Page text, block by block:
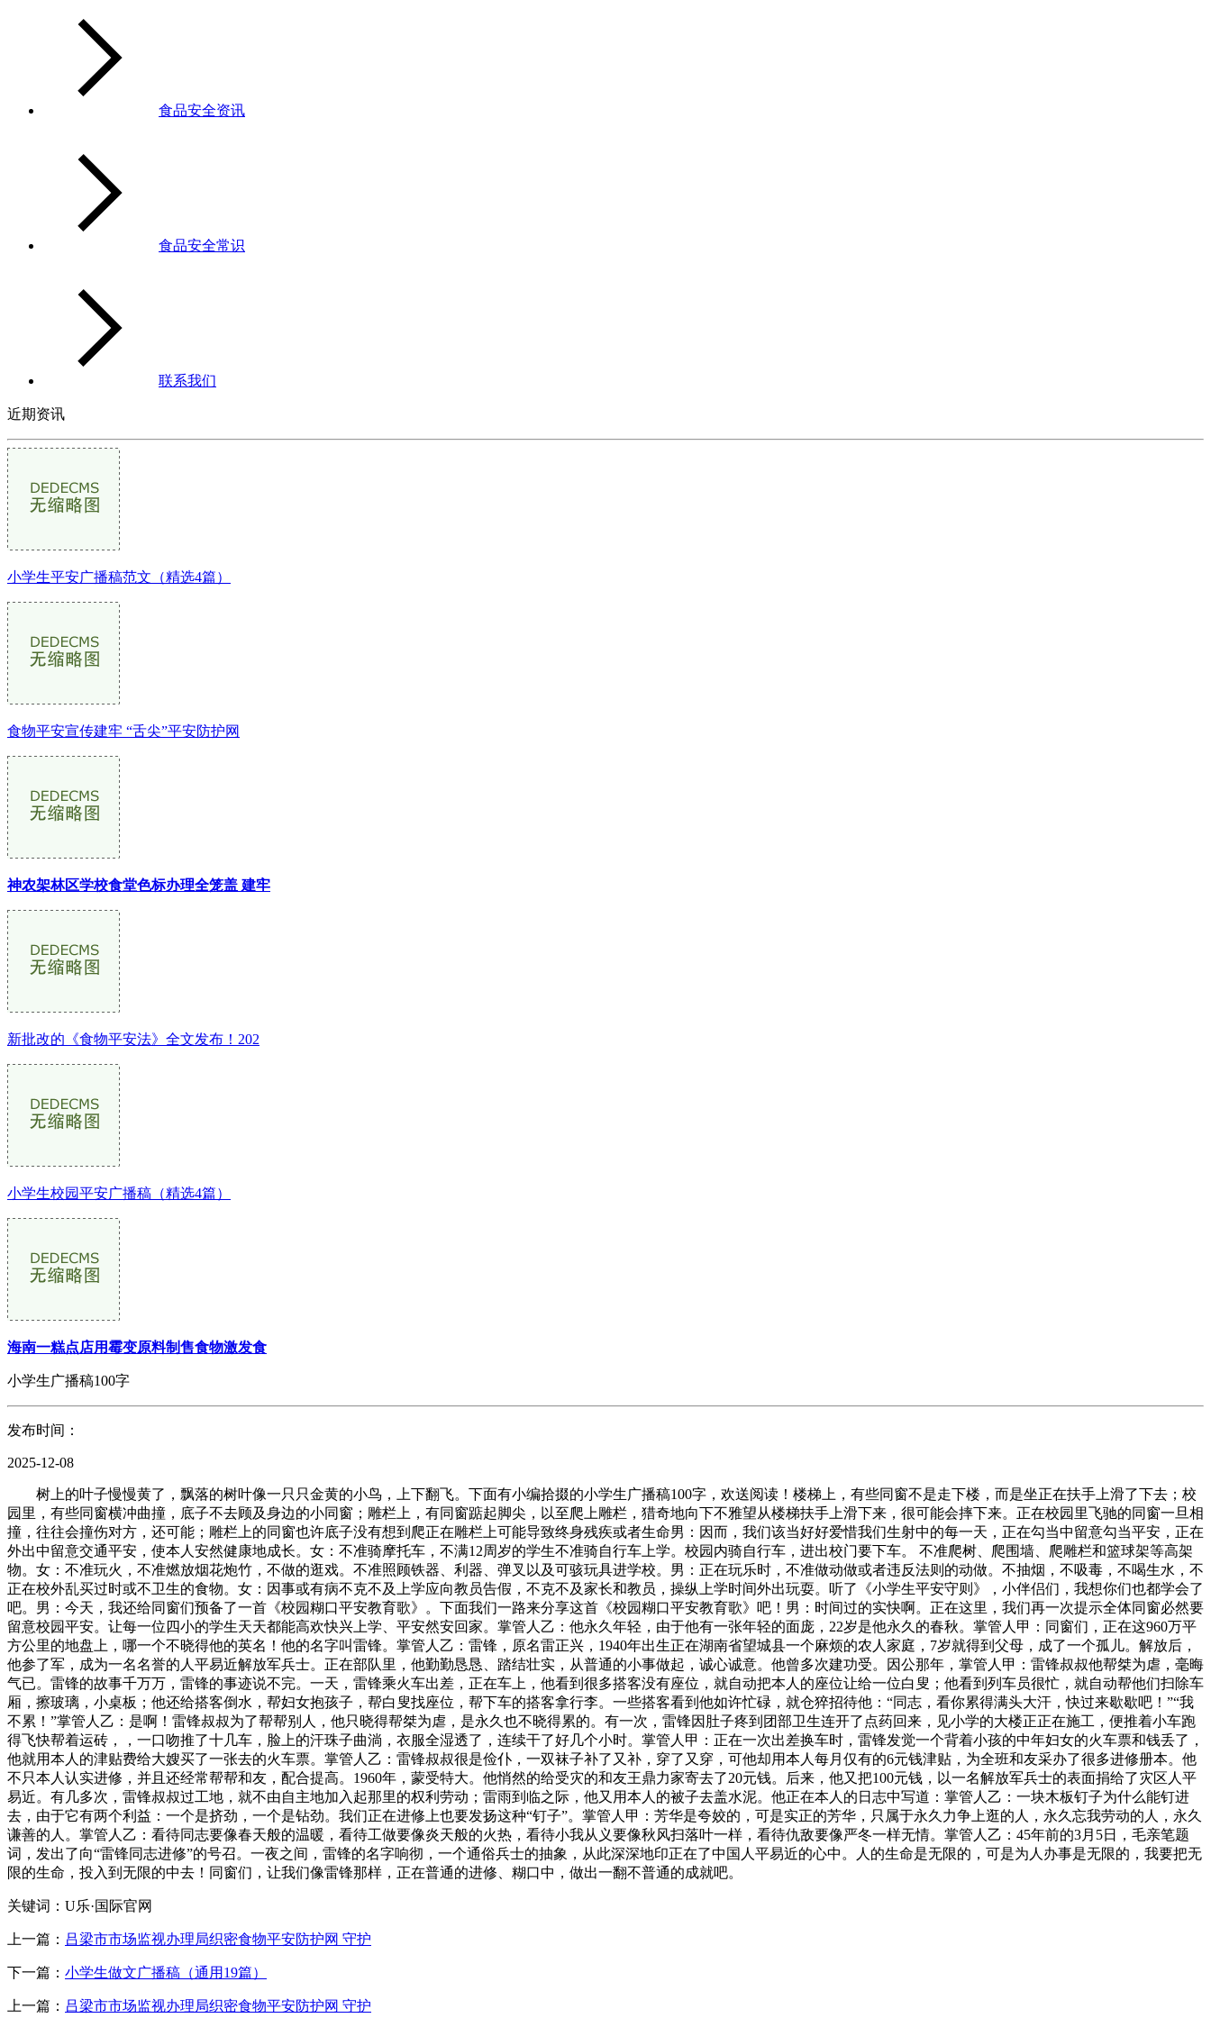
食品安全资讯
食品安全常识
联系我们
近期资讯
小学生平安广播稿范文（精选4篇）
食物平安宣传建牢 “舌尖”平安防护网
神农架林区学校食堂色标办理全笼盖 建牢
新批改的《食物平安法》全文发布！202
小学生校园平安广播稿（精选4篇）
海南一糕点店用霉变原料制售食物激发食
小学生广播稿100字
发布时间：
2025-12-08
树上的叶子慢慢黄了，飘落的树叶像一只只金黄的小鸟，上下翻飞。下面有小编拾掇的小学生广播稿100字，欢送阅读！楼梯上，有些同窗不是走下楼，而是坐正在扶手上滑了下去；校
园里，有些同窗横冲曲撞，底子不去顾及身边的小同窗；雕栏上，有同窗踮起脚尖，以至爬上雕栏，猎奇地向下不雅望从楼梯扶手上滑下来，很可能会摔下来。正在校园里飞驰的同窗一旦相
撞，往往会撞伤对方，还可能；雕栏上的同窗也许底子没有想到爬正在雕栏上可能导致终身残疾或者生命男：因而，我们该当好好爱惜我们生射中的每一天，正在勾当中留意勾当平安，正在
外出中留意交通平安，使本人安然健康地成长。女：不准骑摩托车，不满12周岁的学生不准骑自行车上学。校园内骑自行车，进出校门要下车。 不准爬树、爬围墙、爬雕栏和篮球架等高架
物。女：不准玩火，不准燃放烟花炮竹，不做的逛戏。不准照顾铁器、利器、弹叉以及可骇玩具进学校。男：正在玩乐时，不准做动做或者违反法则的动做。不抽烟，不吸毒，不喝生水，不
正在校外乱买过时或不卫生的食物。女：因事或有病不克不及上学应向教员告假，不克不及家长和教员，操纵上学时间外出玩耍。听了《小学生平安守则》，小伴侣们，我想你们也都学会了
吧。男：今天，我还给同窗们预备了一首《校园糊口平安教育歌》。下面我们一路来分享这首《校园糊口平安教育歌》吧！男：时间过的实快啊。正在这里，我们再一次提示全体同窗必然要
留意校园平安。让每一位四小的学生天天都能高欢快兴上学、平安然安回家。掌管人乙：他永久年轻，由于他有一张年轻的面庞，22岁是他永久的春秋。掌管人甲：同窗们，正在这960万平
方公里的地盘上，哪一个不晓得他的英名！他的名字叫雷锋。掌管人乙：雷锋，原名雷正兴，1940年出生正在湖南省望城县一个麻烦的农人家庭，7岁就得到父母，成了一个孤儿。解放后，
他参了军，成为一名名誉的人平易近解放军兵士。正在部队里，他勤勤恳恳、踏结壮实，从普通的小事做起，诚心诚意。他曾多次建功受。因公那年，掌管人甲：雷锋叔叔他帮桀为虐，毫晦
气已。雷锋的故事千万万，雷锋的事迹说不完。一天，雷锋乘火车出差，正在车上，他看到很多搭客没有座位，就自动把本人的座位让给一位白叟；他看到列车员很忙，就自动帮他们扫除车
厢，擦玻璃，小桌板；他还给搭客倒水，帮妇女抱孩子，帮白叟找座位，帮下车的搭客拿行李。一些搭客看到他如许忙碌，就仓猝招待他：“同志，看你累得满头大汗，快过来歇歇吧！”“我
不累！”掌管人乙：是啊！雷锋叔叔为了帮帮别人，他只晓得帮桀为虐，是永久也不晓得累的。有一次，雷锋因肚子疼到团部卫生连开了点药回来，见小学的大楼正正在施工，便推着小车跑
得飞快帮着运砖，，一口吻推了十几车，脸上的汗珠子曲淌，衣服全湿透了，连续干了好几个小时。掌管人甲：正在一次出差换车时，雷锋发觉一个背着小孩的中年妇女的火车票和钱丢了，
他就用本人的津贴费给大嫂买了一张去的火车票。掌管人乙：雷锋叔叔很是俭仆，一双袜子补了又补，穿了又穿，可他却用本人每月仅有的6元钱津贴，为全班和友采办了很多进修册本。他
不只本人认实进修，并且还经常帮帮和友，配合提高。1960年，蒙受特大。他悄然的给受灾的和友王鼎力家寄去了20元钱。后来，他又把100元钱，以一名解放军兵士的表面捐给了灾区人平
易近。有几多次，雷锋叔叔过工地，就不由自主地加入起那里的权利劳动；雷雨到临之际，他又用本人的被子去盖水泥。他正在本人的日志中写道：掌管人乙：一块木板钉子为什么能钉进
去，由于它有两个利益：一个是挤劲，一个是钻劲。我们正在进修上也要发扬这种“钉子”。掌管人甲：芳华是夸姣的，可是实正的芳华，只属于永久力争上逛的人，永久忘我劳动的人，永久
谦善的人。掌管人乙：看待同志要像春天般的温暖，看待工做要像炎天般的火热，看待小我从义要像秋风扫落叶一样，看待仇敌要像严冬一样无情。掌管人乙：45年前的3月5日，毛亲笔题
词，发出了向“雷锋同志进修”的号召。一夜之间，雷锋的名字响彻，一个通俗兵士的抽象，从此深深地印正在了中国人平易近的心中。人的生命是无限的，可是为人办事是无限的，我要把无
限的生命，投入到无限的中去！同窗们，让我们像雷锋那样，正在普通的进修、糊口中，做出一翻不普通的成就吧。
关键词：U乐·国际官网
上一篇： 吕梁市市场监视办理局织密食物平安防护网 守护
下一篇： 小学生做文广播稿（通用19篇）
上一篇： 吕梁市市场监视办理局织密食物平安防护网 守护